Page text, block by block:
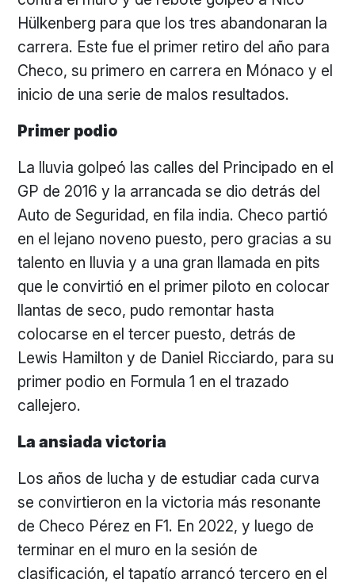
Hülkenberg para que los tres abandonaran la
carrera. Este fue el primer retiro del año para
Checo, su primero en carrera en Mónaco y el
inicio de una serie de malos resultados.
Primer podio
La lluvia golpeó las calles del Principado en el
GP de 2016 y la arrancada se dio detrás del
Auto de Seguridad, en fila india. Checo partió
en el lejano noveno puesto, pero gracias a su
talento en lluvia y a una gran llamada en pits
que le convirtió en el primer piloto en colocar
llantas de seco, pudo remontar hasta
colocarse en el tercer puesto, detrás de
Lewis Hamilton y de Daniel Ricciardo, para su
primer podio en Formula 1 en el trazado
callejero.
La ansiada victoria
Los años de lucha y de estudiar cada curva
se convirtieron en la victoria más resonante
de Checo Pérez en F1. En 2022, y luego de
terminar en el muro en la sesión de
clasificación, el tapatío arrancó tercero en el